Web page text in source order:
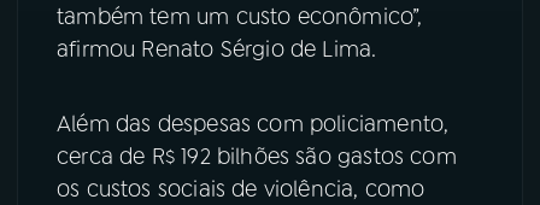
também tem um custo econômico”,
afirmou Renato Sérgio de Lima.
Além das despesas com policiamento,
cerca de R$ 192 bilhões são gastos com
os custos sociais de violência, como